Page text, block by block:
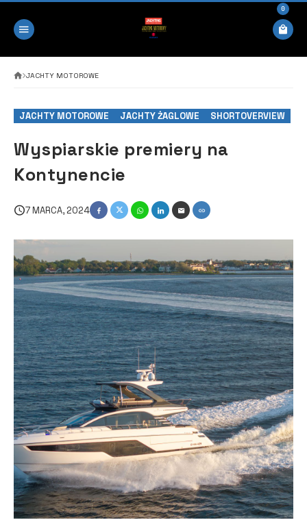
0
JACHTY MOTOROWE
JACHTY MOTOROWE JACHTY ŻAGLOWE SHORTOVERVIEW
Wyspiarskie premiery na
Kontynencie
7 MARCA, 2024